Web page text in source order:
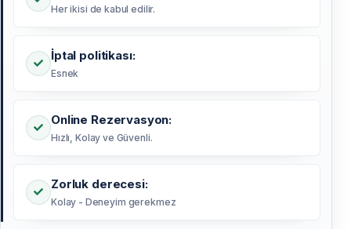
Her ikisi de kabul edilir.
İptal politikası:
Esnek
Online Rezervasyon:
Hızlı, Kolay ve Güvenli.
Zorluk derecesi:
Kolay - Deneyim gerekmez